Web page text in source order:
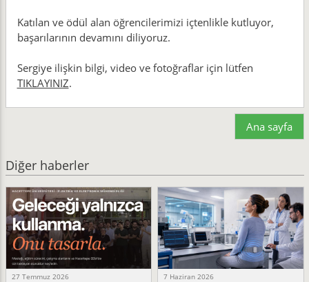
Katılan ve ödül alan öğrencilerimizi içtenlikle kutluyor,
başarılarının devamını diliyoruz.
Sergiye ilişkin bilgi, video ve fotoğraflar için lütfen
TIKLAYINIZ.
Ana sayfa
Diğer haberler
27 Temmuz 2026 7 Haziran 2026